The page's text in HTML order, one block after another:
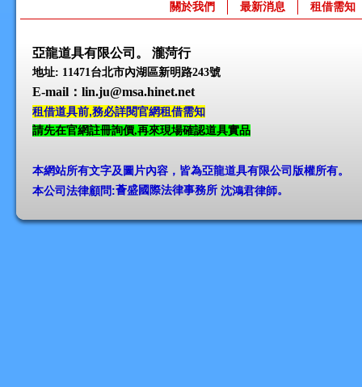
關於我們 最新消息 租借需知
亞龍道具有限公司。 瀧菏行
地址: 11471台北市內湖區新明路243號
E-mail ：lin.ju@msa.hinet.net
租借道具前,務必詳閱官網租借需知
請先在官網註冊詢價,再來現場確認道具實品
本網站所有文字及圖片內容，皆為亞龍道具有限公司版權所有。
本公司法律顧問:薈盛國際法律事務所 沈鴻君律師。